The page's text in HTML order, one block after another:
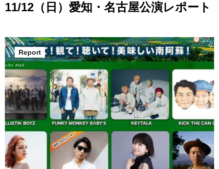
11/12（日）愛知・名古屋公演レポート
Report